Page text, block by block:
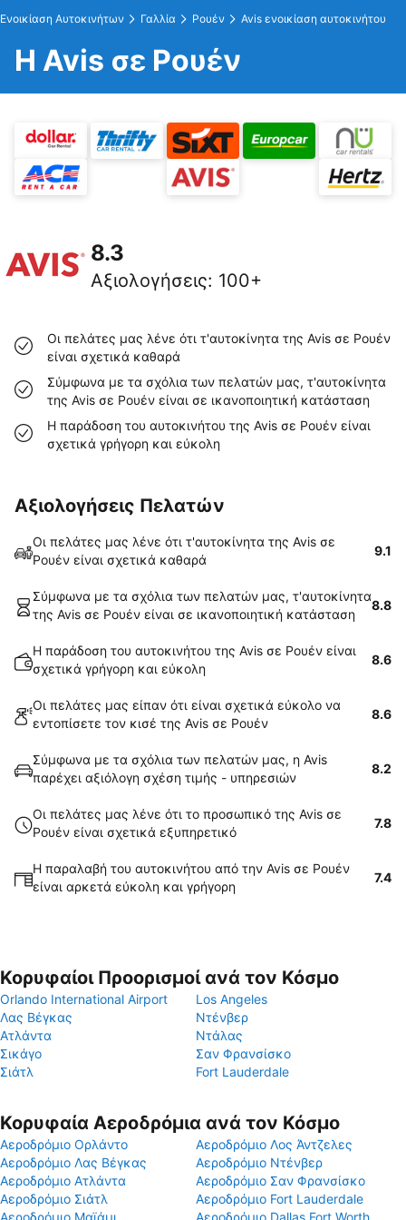
Ενοικίαση Αυτοκινήτων Γαλλία Ρουέν Avis ενοικίαση αυτοκινήτου
Η Avis σε Ρουέν
8.3
Αξιολογήσεις: 100+
Οι πελάτες μας λένε ότι τ'αυτοκίνητα της Avis σε Ρουέν
είναι σχετικά καθαρά
Σύμφωνα με τα σχόλια των πελατών μας, τ'αυτοκίνητα
της Avis σε Ρουέν είναι σε ικανοποιητική κατάσταση
Η παράδοση του αυτοκινήτου της Avis σε Ρουέν είναι
σχετικά γρήγορη και εύκολη
Αξιολογήσεις Πελατών
Οι πελάτες μας λένε ότι τ'αυτοκίνητα της Avis σε
Ρουέν είναι σχετικά καθαρά
9.1
Σύμφωνα με τα σχόλια των πελατών μας, τ'αυτοκίνητα
της Avis σε Ρουέν είναι σε ικανοποιητική κατάσταση
8.8
Η παράδοση του αυτοκινήτου της Avis σε Ρουέν είναι
σχετικά γρήγορη και εύκολη
8.6
Οι πελάτες μας είπαν ότι είναι σχετικά εύκολο να
εντοπίσετε τον κισέ της Avis σε Ρουέν
8.6
Σύμφωνα με τα σχόλια των πελατών μας, η Avis
παρέχει αξιόλογη σχέση τιμής - υπηρεσιών
8.2
Οι πελάτες μας λένε ότι το προσωπικό της Avis σε
Ρουέν είναι σχετικά εξυπηρετικό
7.8
Η παραλαβή του αυτοκινήτου από την Avis σε Ρουέν
είναι αρκετά εύκολη και γρήγορη
7.4
Κορυφαίοι Προορισμοί ανά τον Κόσμο
Orlando International Airport
Los Angeles
Λας Βέγκας
Ντένβερ
Ατλάντα
Ντάλας
Σικάγο
Σαν Φρανσίσκο
Σιάτλ
Fort Lauderdale
Κορυφαία Αεροδρόμια ανά τον Κόσμο
Αεροδρόμιο Ορλάντο
Αεροδρόμιο Λος Άντζελες
Αεροδρόμιο Λας Βέγκας
Αεροδρόμιο Ντένβερ
Αεροδρόμιο Ατλάντα
Αεροδρόμιο Σαν Φρανσίσκο
Αεροδρόμιο Σιάτλ
Αεροδρόμιο Fort Lauderdale
Αεροδρόμιο Μαϊάμι
Αεροδρόμιο Dallas Fort Worth